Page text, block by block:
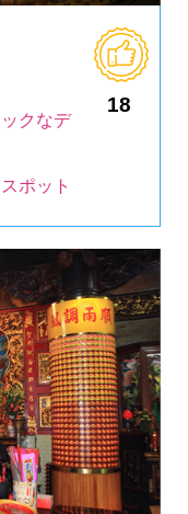
18
クなデ
ポット